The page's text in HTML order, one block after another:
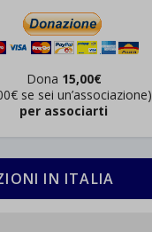
Dona 15,00€
se sei un’associazione)
per associarti
IN ITALIA